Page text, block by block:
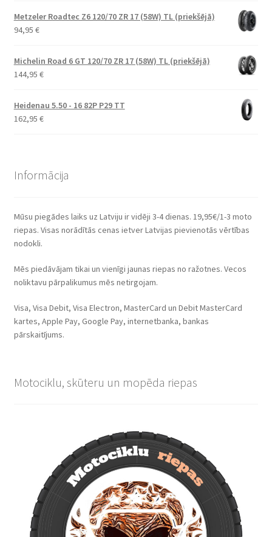
Metzeler Roadtec Z6 120/70 ZR 17 (58W) TL (priekšējā)
94,95 €
Michelin Road 6 GT 120/70 ZR 17 (58W) TL (priekšējā)
144,95 €
Heidenau 5.50 - 16 82P P29 TT
162,95 €
Informācija
Mūsu piegādes laiks uz Latviju ir vidēji 3-4 dienas. 19,95€/1-3 moto
riepas. Visas norādītās cenas ietver Latvijas pievienotās vērtības
nodokli.
Mēs piedāvājam tikai un vienīgi jaunas riepas no ražotnes. Vecos
noliktavu pārpalikumus mēs netirgojam.
Visa, Visa Debit, Visa Electron, MasterCard un Debit MasterCard
kartes, Apple Pay, Google Pay, internetbanka, bankas
pārskaitījums.
Motociklu, skūteru un mopēda riepas